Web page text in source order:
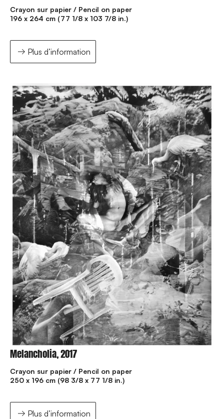
Crayon sur papier / Pencil on paper
196 x 264 cm (77 1/8 x 103 7/8 in.)
Plus d’information
Melancholia, 2017
Crayon sur papier / Pencil on paper
250 x 196 cm (98 3/8 x 77 1/8 in.)
Plus d’information